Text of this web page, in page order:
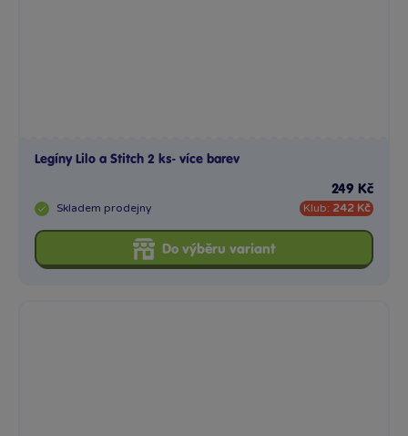
Legíny Lilo a Stitch 2 ks- více barev
Skladem prodejny
249 Kč
Klub: 242 Kč
Do výběru variant